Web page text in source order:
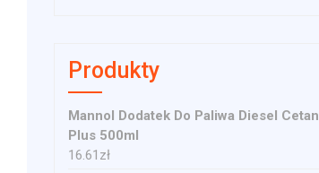
Produkty
Mannol Dodatek Do Paliwa Diesel Cetan
Plus 500ml
16.61 zł